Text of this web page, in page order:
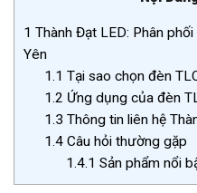
1 Thành Đạt LED: Phân
Yên
1.1 Tại sao chọn đèn
1.2 Ứng dụng của đèn
1.3 Thông tin liên hệ
1.4 Câu hỏi thường gặp
1.4.1 Sản phẩm nổi